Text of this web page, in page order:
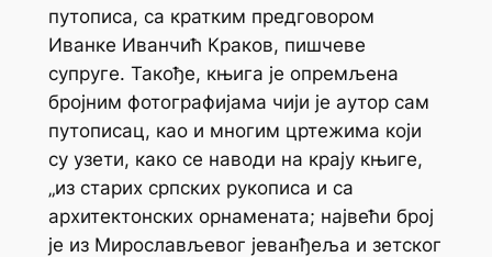
путописа, са кратким предговором
Иванке Иванчић Краков, пишчеве
супруге. Такође, књига је опремљена
бројним фотографијама чији је аутор сам
путописац, као и многим цртежима који
су узети, како се наводи на крају књиге,
„из старих српских рукописа и са
архитектонских орнамената; највећи број
је из Мирослављевог јеванђеља и зетског